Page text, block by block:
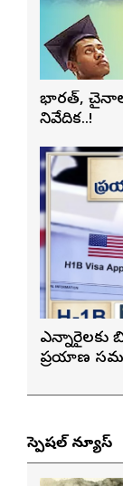
భారత్,
నివేదిక..!
ఎన్నారైలకు
ప్రయాణ
స్పెషల్ న్యూస్